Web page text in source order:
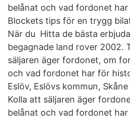
belånat och vad fordonet
Blockets tips för en trygg
När du Hitta de bästa
begagnade land rover 2002.
säljaren äger fordonet, om
och vad fordonet har för
Eslöv, Eslövs kommun,
Kolla att säljaren äger
belånat och vad fordonet